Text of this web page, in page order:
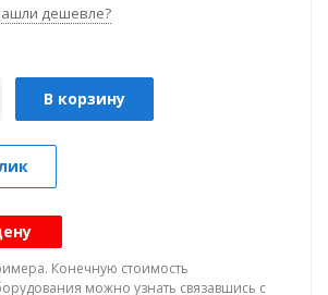
дешевле?
В корзину
Конечную стоимость
можно узнать связавшись с